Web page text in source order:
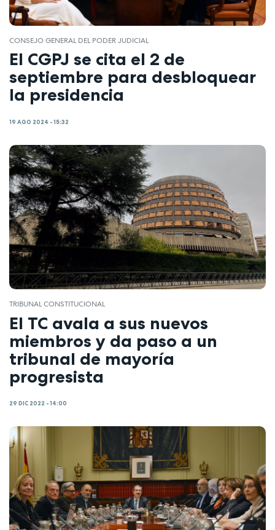
CONSEJO GENERAL DEL PODER JUDICIAL
El CGPJ se cita el 2 de
septiembre para desbloquear
la presidencia
19 AGO 2024 - 15:32
TRIBUNAL CONSTITUCIONAL
El TC avala a sus nuevos
miembros y da paso a un
tribunal de mayoría
progresista
29 DIC 2022 - 14:00